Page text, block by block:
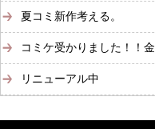
夏コミ新作考える。
コミケ受かりました！！
リニューアル中